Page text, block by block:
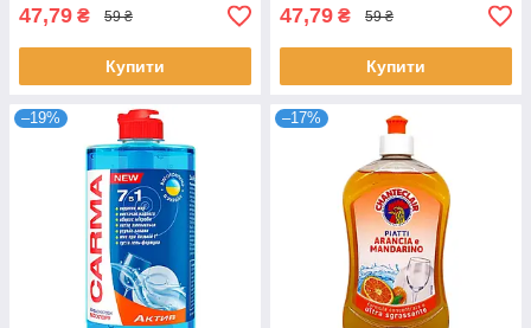
47,79 ₴ 59 ₴
Купити
47,79 ₴ 59 ₴
Купити
–19% –17%